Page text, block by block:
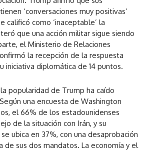
‘conversaciones muy positivas’
calificó como ‘inaceptable’ la
que una acción militar sigue siendo
el Ministerio de Relaciones
la recepción de la respuesta
iniciativa diplomática de 14 puntos.
popularidad de Trump ha caído
una encuesta de Washington
el 66% de los estadounidenses
de la situación con Irán, y su
ubica en 37%, con una desaprobación
de sus dos mandatos. La economía y el